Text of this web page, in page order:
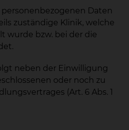
Daten
zuständige Klinik, welche
wurde bzw. bei der die
neben der Einwilligung
oder noch zu
(Art. 6 Abs. 1